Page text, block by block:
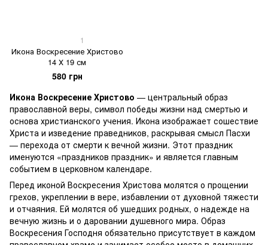
1
Икона Воскресение Христово
14 Х 19 см
580 грн
Икона Воскресение Христово — центральный образ
православной веры, символ победы жизни над смертью и
основа христианского учения. Икона изображает сошествие
Христа и изведение праведников, раскрывая смысл Пасхи
— перехода от смерти к вечной жизни. Этот праздник
именуются «праздников праздник» и является главным
событием в церковном календаре.
Перед иконой Воскресения Христова молятся о прощении
грехов, укреплении в вере, избавлении от духовной тяжести
и отчаяния. Ей молятся об ушедших родных, о надежде на
вечную жизнь и о даровании душевного мира. Образ
Воскресения Господня обязательно присутствует в каждом